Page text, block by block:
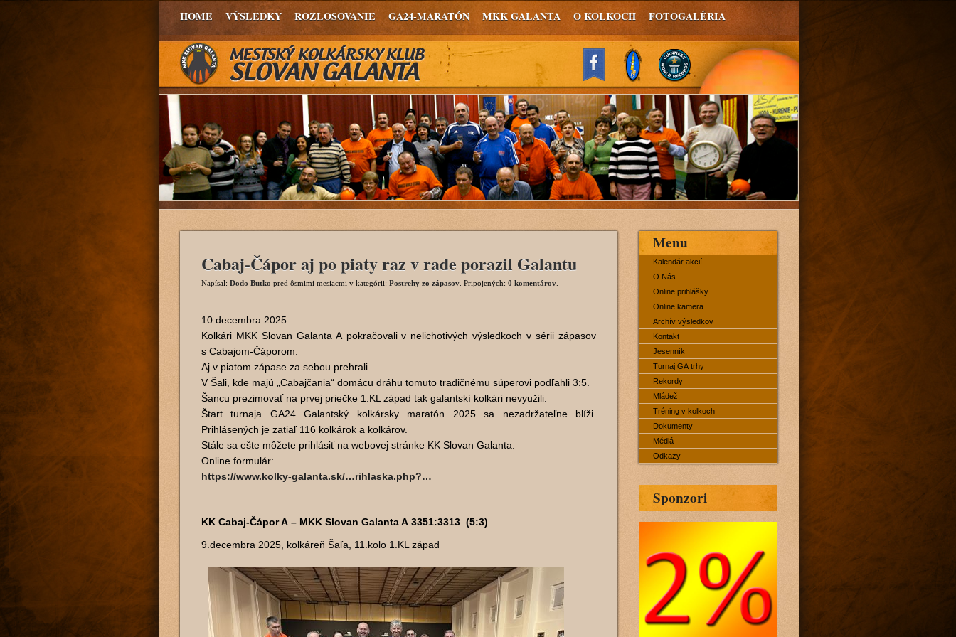
HOME VÝSLEDKY ROZLOSOVANIE GA24-MARATÓN MKK GALANTA O KOLKOCH FOTOGALÉRIA
Cabaj-Čápor aj po piaty raz v rade porazil Galantu
Napísal: Dodo Butko pred ôsmimi mesiacmi v kategórii: Postrehy zo zápasov . Pripojených: 0 komentárov
10.decembra 2025
Kolkári MKK Slovan Galanta A pokračovali v nelichotivých výsledkoch v sérii zápasov
s Cabajom-Čáporom.
Aj v piatom zápase za sebou prehrali.
V Šali, kde majú „Cabajčania“ domácu dráhu tomuto tradičnému súperovi podľahli 3:5.
Šancu prezimovať na prvej priečke 1.KL západ tak galantskí kolkári nevyužili.
Štart turnaja GA24 Galantský kolkársky maratón 2025 sa nezadržateľne blíži.
Prihlásených je zatiaľ 116 kolkárok a kolkárov.
Stále sa ešte môžete prihlásiť na webovej stránke KK Slovan Galanta.
Online formulár:
https://www.kolky-galanta.sk/…rihlaska.php?…
KK Cabaj-Čápor A – MKK Slovan Galanta A 3351:3313 (5:3)
9.decembra 2025, kolkáreň Šaľa, 11.kolo 1.KL západ
Menu
Kalendár akcií
O Nás
Online prihlášky
Online kamera
Archív výsledkov
Kontakt
Jesenník
Turnaj GA trhy
Rekordy
Mládež
Tréning v kolkoch
Dokumenty
Médiá
Odkazy
Sponzori